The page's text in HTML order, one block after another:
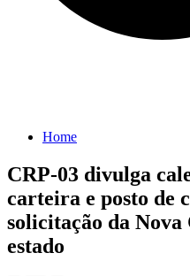
Home
CRP-03 divulga
carteira e posto de
solicitação da
estado